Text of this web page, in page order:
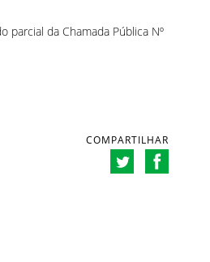
parcial da Chamada Pública Nº
COMPARTILHAR